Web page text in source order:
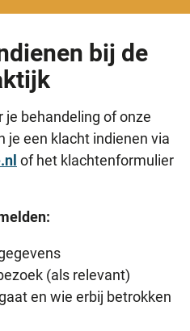
bij de
je behandeling of onze
je een klacht indienen via
of het klachtenformulier
(als relevant)
en wie erbij betrokken